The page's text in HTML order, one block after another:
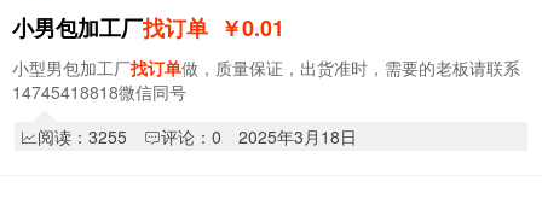
小男包加工厂找订单 ￥0.01
小型男包加工厂找订单做，质量保证，出货准时，需要的老板请联系
14745418818微信同号
阅读：3255
评论：0 2025年3月18日